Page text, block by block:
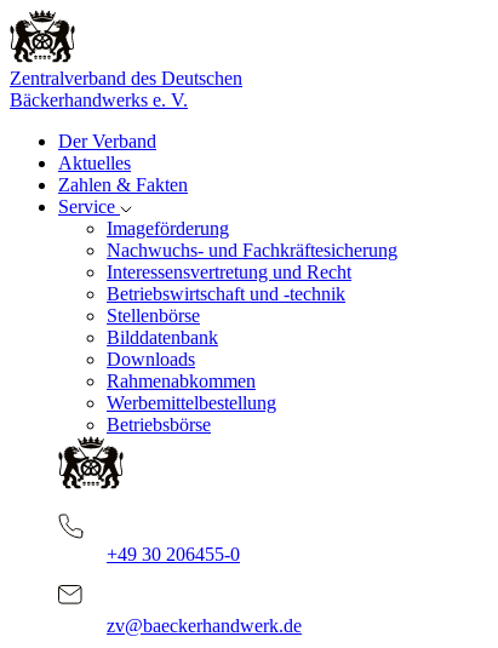
Zentralverband des Deutschen
Bäckerhandwerks e. V.
Der Verband
Aktuelles
Zahlen & Fakten
Service
Imageförderung
Nachwuchs- und Fachkräftesicherung
Interessensvertretung und Recht
Betriebswirtschaft und -technik
Stellenbörse
Bilddatenbank
Downloads
Rahmenabkommen
Werbemittelbestellung
Betriebsbörse
+49 30 206455-0
zv@baeckerhandwerk.de